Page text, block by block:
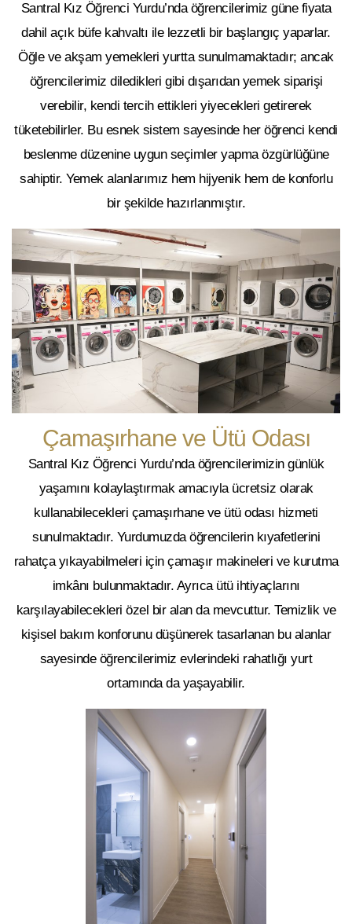
Santral Kız Öğrenci Yurdu’nda öğrencilerimiz güne fiyata
dahil açık büfe kahvaltı ile lezzetli bir başlangıç yaparlar.
Öğle ve akşam yemekleri yurtta sunulmamaktadır; ancak
öğrencilerimiz diledikleri gibi dışarıdan yemek siparişi
verebilir, kendi tercih ettikleri yiyecekleri getirerek
tüketebilirler. Bu esnek sistem sayesinde her öğrenci kendi
beslenme düzenine uygun seçimler yapma özgürlüğüne
sahiptir. Yemek alanlarımız hem hijyenik hem de konforlu
bir şekilde hazırlanmıştır.
Çamaşırhane ve Ütü Odası
Santral Kız Öğrenci Yurdu’nda öğrencilerimizin günlük
yaşamını kolaylaştırmak amacıyla ücretsiz olarak
kullanabilecekleri çamaşırhane ve ütü odası hizmeti
sunulmaktadır. Yurdumuzda öğrencilerin kıyafetlerini
rahatça yıkayabilmeleri için çamaşır makineleri ve kurutma
imkânı bulunmaktadır. Ayrıca ütü ihtiyaçlarını
karşılayabilecekleri özel bir alan da mevcuttur. Temizlik ve
kişisel bakım konforunu düşünerek tasarlanan bu alanlar
sayesinde öğrencilerimiz evlerindeki rahatlığı yurt
ortamında da yaşayabilir.